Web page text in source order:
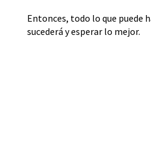
Entonces, todo lo que puede
sucederá y esperar lo mejor.